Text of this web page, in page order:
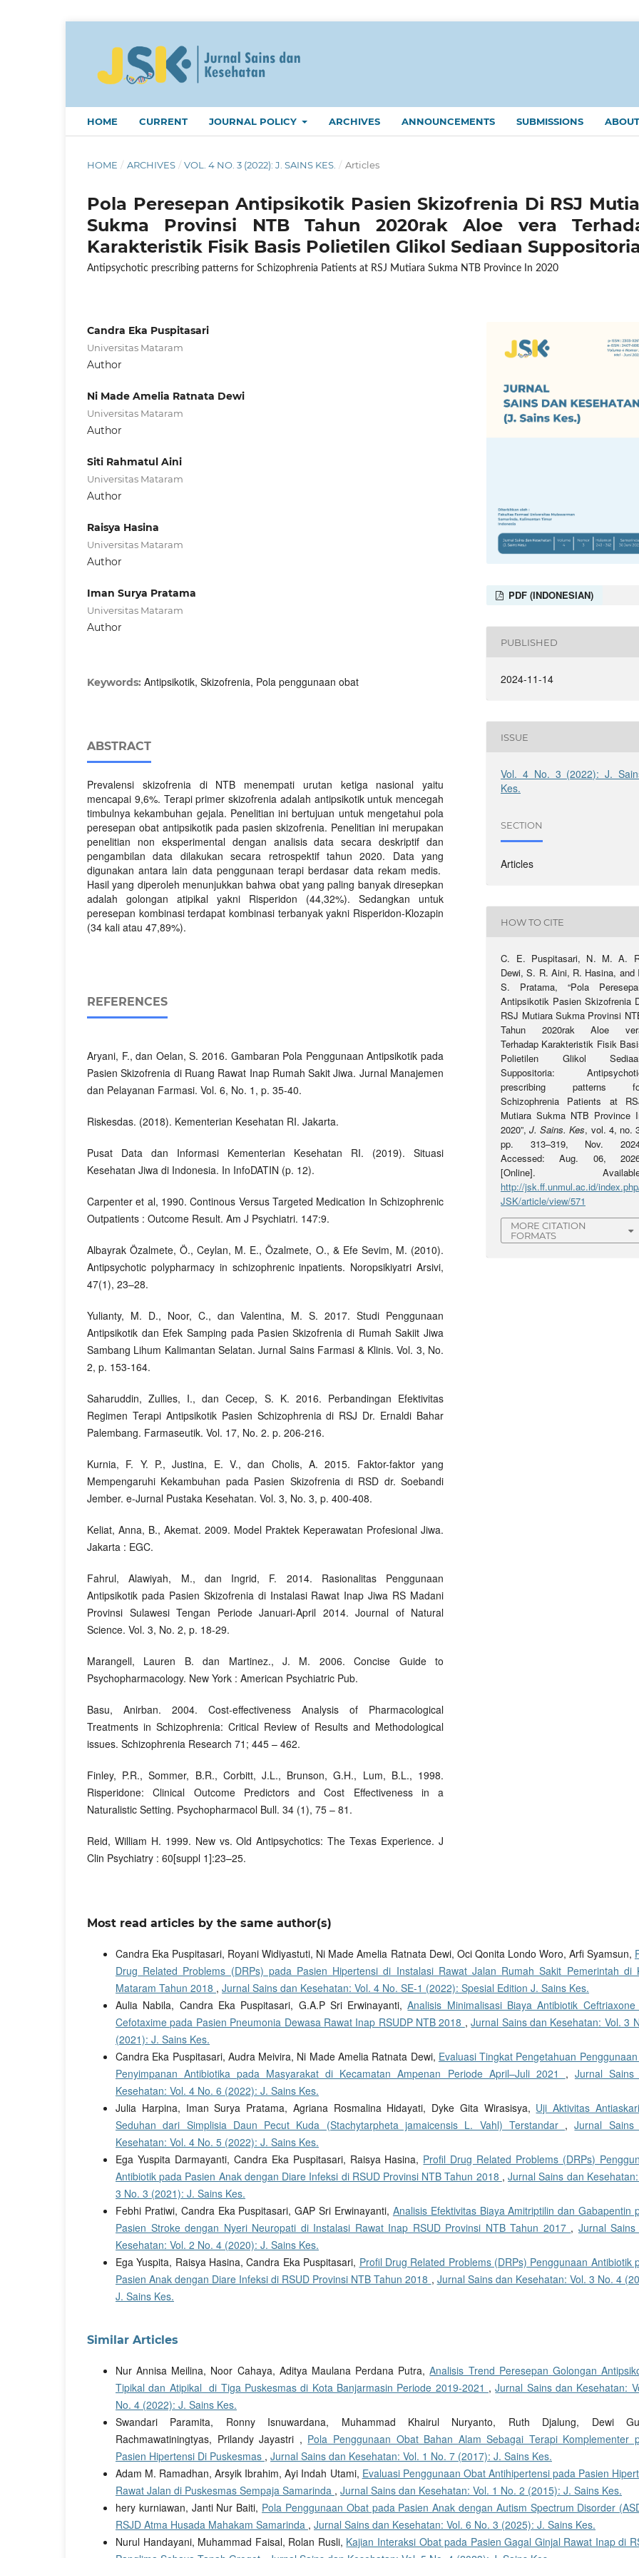
HOME CURRENT JOURNAL POLICY ARCHIVES ANNOUNCEMENTS SUBMISSIONS
HOME / ARCHIVES / VOL. 4 NO. 3 (2022): J. SAINS KES. / Articles
Pola Peresepan Antipsikotik Pasien Skizofrenia Di RSJ
Sukma Provinsi NTB Tahun 2020rak Aloe vera
Karakteristik Fisik Basis Polietilen Glikol Sediaan
Antipsychotic prescribing patterns for Schizophrenia Patients at RSJ Mutiara Sukma NTB Province In 2020
Candra Eka Puspitasari
Universitas Mataram
Author
Ni Made Amelia Ratnata Dewi
Universitas Mataram
Author
Siti Rahmatul Aini
Universitas Mataram
Author
Raisya Hasina
Universitas Mataram
Author
Iman Surya Pratama
Universitas Mataram
Author
Keywords: Antipsikotik, Skizofrenia, Pola penggunaan obat
ABSTRACT
Prevalensi skizofrenia di NTB menempati urutan ketiga nasional yaitu
mencapai 9,6%. Terapi primer skizofrenia adalah antipsikotik untuk mencegah
timbulnya kekambuhan gejala. Penelitian ini bertujuan untuk mengetahui pola
peresepan obat antipsikotik pada pasien skizofrenia. Penelitian ini merupakan
penelitian non eksperimental dengan analisis data secara deskriptif dan
pengambilan data dilakukan secara retrospektif tahun 2020. Data yang
digunakan antara lain data penggunaan terapi berdasar data rekam medis.
Hasil yang diperoleh menunjukkan bahwa obat yang paling banyak diresepkan
adalah golongan atipikal yakni Risperidon (44,32%). Sedangkan untuk
peresepan kombinasi terdapat kombinasi terbanyak yakni Risperidon-Klozapin
(34 kali atau 47,89%).
REFERENCES
Aryani, F., dan Oelan, S. 2016. Gambaran Pola Penggunaan Antipsikotik pada
Pasien Skizofrenia di Ruang Rawat Inap Rumah Sakit Jiwa. Jurnal Manajemen
dan Pelayanan Farmasi. Vol. 6, No. 1, p. 35-40.
Riskesdas. (2018). Kementerian Kesehatan RI. Jakarta.
Pusat Data dan Informasi Kementerian Kesehatan RI. (2019). Situasi
Kesehatan Jiwa di Indonesia. In InfoDATIN (p. 12).
Carpenter et al, 1990. Continous Versus Targeted Medication In Schizophrenic
Outpatients : Outcome Result. Am J Psychiatri. 147:9.
Albayrak Özalmete, Ö., Ceylan, M. E., Özalmete, O., & Efe Sevim, M. (2010).
Antipsychotic polypharmacy in schizophrenic inpatients. Noropsikiyatri Arsivi,
47(1), 23–28.
Yulianty, M. D., Noor, C., dan Valentina, M. S. 2017. Studi Penggunaan
Antipsikotik dan Efek Samping pada Pasien Skizofrenia di Rumah Sakiit Jiwa
Sambang Lihum Kalimantan Selatan. Jurnal Sains Farmasi & Klinis. Vol. 3, No.
2, p. 153-164.
Saharuddin, Zullies, I., dan Cecep, S. K. 2016. Perbandingan Efektivitas
Regimen Terapi Antipsikotik Pasien Schizophrenia di RSJ Dr. Ernaldi Bahar
Palembang. Farmaseutik. Vol. 17, No. 2. p. 206-216.
Kurnia, F. Y. P., Justina, E. V., dan Cholis, A. 2015. Faktor-faktor yang
Mempengaruhi Kekambuhan pada Pasien Skizofrenia di RSD dr. Soebandi
Jember. e-Jurnal Pustaka Kesehatan. Vol. 3, No. 3, p. 400-408.
Keliat, Anna, B., Akemat. 2009. Model Praktek Keperawatan Profesional Jiwa.
Jakarta : EGC.
Fahrul, Alawiyah, M., dan Ingrid, F. 2014. Rasionalitas Penggunaan
Antipsikotik pada Pasien Skizofrenia di Instalasi Rawat Inap Jiwa RS Madani
Provinsi Sulawesi Tengan Periode Januari-April 2014. Journal of Natural
Science. Vol. 3, No. 2, p. 18-29.
Marangell, Lauren B. dan Martinez., J. M. 2006. Concise Guide to
Psychopharmacology. New York : American Psychiatric Pub.
Basu, Anirban. 2004. Cost-effectiveness Analysis of Pharmacological
Treatments in Schizophrenia: Critical Review of Results and Methodological
issues. Schizophrenia Research 71; 445 – 462.
Finley, P.R., Sommer, B.R., Corbitt, J.L., Brunson, G.H., Lum, B.L., 1998.
Risperidone: Clinical Outcome Predictors and Cost Effectiveness in a
Naturalistic Setting. Psychopharmacol Bull. 34 (1), 75 – 81.
Reid, William H. 1999. New vs. Old Antipsychotics: The Texas Experience. J
Clin Psychiatry : 60[suppl 1]:23–25.
PDF (INDONESIAN)
PUBLISHED
2024-11-14
ISSUE
Vol. 4 No. 3 (2022): J.
Kes.
SECTION
Articles
HOW TO CITE
C. E. Puspitasari, N. M. A.
Dewi, S. R. Aini, R. Hasina, and
S. Pratama, “Pola
Antipsikotik Pasien Skizofrenia
RSJ Mutiara Sukma Provinsi
Tahun 2020rak Aloe
Terhadap Karakteristik Fisik
Polietilen Glikol
Suppositoria:
prescribing patterns
Schizophrenia Patients at
Mutiara Sukma NTB Province
2020”,J. Sains. Kes, vol. 4, no.
pp. 313–319, Nov.
Accessed: Aug. 06,
[Online].
http://jsk.ff.unmul.ac.id/
JSK/article/view/571
MORE CITATION
FORMATS
Most read articles by the same author(s)
Candra Eka Puspitasari, Royani Widiyastuti, Ni Made Amelia Ratnata Dewi, Oci Qonita Londo Woro, Arfi Syamsun,
Drug Related Problems (DRPs) pada Pasien Hipertensi di Instalasi Rawat Jalan Rumah Sakit Pemerintah di
Mataram Tahun 2018 , Jurnal Sains dan Kesehatan: Vol. 4 No. SE-1 (2022): Spesial Edition J. Sains Kes.
Aulia Nabila, Candra Eka Puspitasari, G.A.P Sri Erwinayanti,Analisis Minimalisasi Biaya Antibiotik
Cefotaxime pada Pasien Pneumonia Dewasa Rawat Inap RSUDP NTB 2018 ,Jurnal Sains dan Kesehatan: Vol. 3
(2021): J. Sains Kes.
Candra Eka Puspitasari, Audra Meivira, Ni Made Amelia Ratnata Dewi, Evaluasi Tingkat Pengetahuan
Penyimpanan Antibiotika pada Masyarakat di Kecamatan Ampenan Periode April–Juli 2021 , Jurnal Sains
Kesehatan: Vol. 4 No. 6 (2022): J. Sains Kes.
Julia Harpina, Iman Surya Pratama, Agriana Rosmalina Hidayati, Dyke Gita Wirasisya, Uji Aktivitas
Seduhan dari Simplisia Daun Pecut Kuda (Stachytarpheta jamaicensis L. Vahl) Terstandar ,Jurnal Sains
Kesehatan: Vol. 4 No. 5 (2022): J. Sains Kes.
Ega Yuspita Darmayanti, Candra Eka Puspitasari, Raisya Hasina, Profil Drug Related Problems (DRPs)
Antibiotik pada Pasien Anak dengan Diare Infeksi di RSUD Provinsi NTB Tahun 2018 ,Jurnal Sains dan
3 No. 3 (2021): J. Sains Kes.
Febhi Pratiwi, Candra Eka Puspitasari, GAP Sri Erwinayanti, Analisis Efektivitas Biaya Amitriptilin dan Gabapentin
Pasien Stroke dengan Nyeri Neuropati di Instalasi Rawat Inap RSUD Provinsi NTB Tahun 2017 , Jurnal
Kesehatan: Vol. 2 No. 4 (2020): J. Sains Kes.
Ega Yuspita, Raisya Hasina, Candra Eka Puspitasari, Profil Drug Related Problems (DRPs) Penggunaan Antibiotik
Pasien Anak dengan Diare Infeksi di RSUD Provinsi NTB Tahun 2018 , Jurnal Sains dan Kesehatan: Vol. 3 No. 4
J. Sains Kes.
Similar Articles
Nur Annisa Meilina, Noor Cahaya, Aditya Maulana Perdana Putra,Analisis Trend Peresepan Golongan
Tipikal dan Atipikal di Tiga Puskesmas di Kota Banjarmasin Periode 2019-2021 ,Jurnal Sains dan Kesehatan:
No. 4 (2022): J. Sains Kes.
Swandari Paramita, Ronny Isnuwardana, Muhammad Khairul Nuryanto, Ruth Djalung, Dewi
Rachmawatiningtyas, Prilandy Jayastri , Pola Penggunaan Obat Bahan Alam Sebagai Terapi Komplementer
Pasien Hipertensi Di Puskesmas , Jurnal Sains dan Kesehatan: Vol. 1 No. 7 (2017): J. Sains Kes.
Adam M. Ramadhan, Arsyik Ibrahim, Ayi Indah Utami, Evaluasi Penggunaan Obat Antihipertensi pada Pasien
Rawat Jalan di Puskesmas Sempaja Samarinda , Jurnal Sains dan Kesehatan: Vol. 1 No. 2 (2015): J. Sains Kes.
hery kurniawan, Janti Nur Baiti, Pola Penggunaan Obat pada Pasien Anak dengan Autism Spectrum Disorder
RSJD Atma Husada Mahakam Samarinda , Jurnal Sains dan Kesehatan: Vol. 6 No. 3 (2025): J. Sains Kes.
Nurul Handayani, Muhammad Faisal, Rolan Rusli, Kajian Interaksi Obat pada Pasien Gagal Ginjal Rawat Inap di